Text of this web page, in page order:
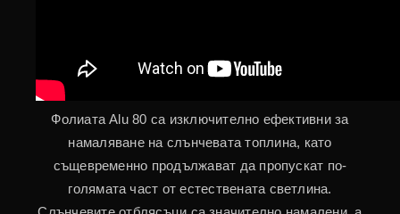
Фолиата Alu 80 са изключително ефективни за
намаляване на слънчевата топлина, като
същевременно продължават да пропускат по-
голямата част от естествената светлина.